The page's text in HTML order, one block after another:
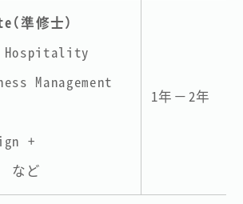
準修士）
Hospitality
Management
+
など
1年－2年